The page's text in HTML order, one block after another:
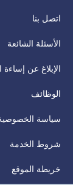
اتصل بنا
الأسئلة الشائعة
الإبلاغ عن
الوظائف
سياسة
شروط الخدمة
خريطة الموقع